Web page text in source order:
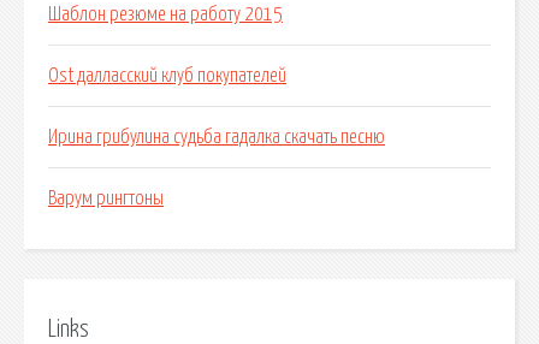
Шаблон резюме на работу 2015
Ost далласский клуб покупателей
Ирина грибулина судьба гадалка скачать песню
Варум рингтоны
Links